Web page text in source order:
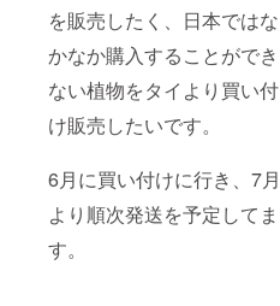
を販売したく、日本ではな
かなか購入することができ
ない植物をタイより買い付
け販売したいです。
6月に買い付けに行き、7月
より順次発送を予定してま
す。